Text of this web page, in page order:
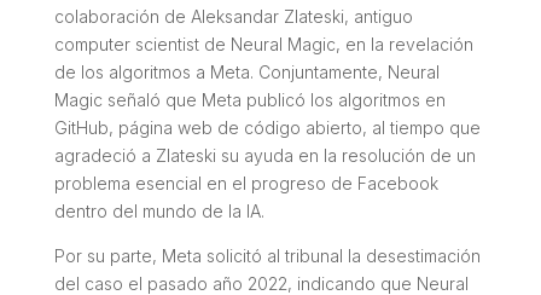
colaboración de Aleksandar Zlateski, antiguo
computer scientistde Neural Magic, en la revelación
de los algoritmos a Meta. Conjuntamente, Neural
Magic señaló que Meta publicó los algoritmos en
GitHub, página web de código abierto, al tiempo que
agradeció a Zlateski su ayuda en la resolución de un
problema esencial en el progreso de Facebook
dentro del mundo de la IA.
Por su parte, Meta solicitó al tribunal la desestimación
del caso el pasado año 2022, indicando que Neural